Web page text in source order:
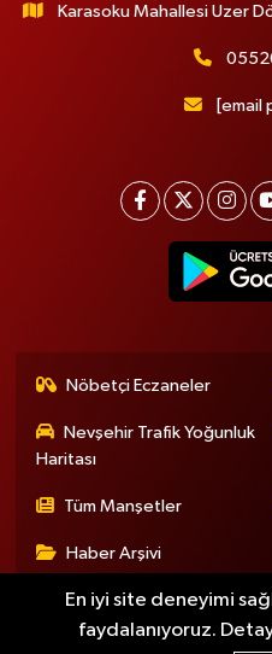
Karasoku Mahallesi Uzer
[email
Nöbetçi Eczaneler
Nevşehir Trafik Yoğunluk
Haritası
Tüm Manşetler
Haber Arşivi
En iyi site deneyimi
faydalanıyoruz.